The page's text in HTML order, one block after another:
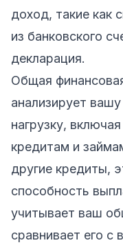
доход, такие как
из банковского
декларация.
Общая
анализирует
нагрузку,
кредитам и
другие кредиты,
способность
учитывает ваш
сравнивает его